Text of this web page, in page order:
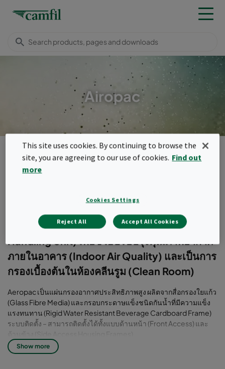
Airopac
ผลิตภัณฑ์ General ventilation filters Panel filters Airopac
Menu
ประสิทธิภาพสูง ใช้ในระบบปรับอากาศ (Air
ภายในอาคาร (Indoor Air Quality) และเป็นการ
กรองเบื้องต้นในห้องคลีนรูม (Clean Room)
Aeropac เป็นแผ่นกรองอากาศประสิทธิภาพสูง ผลิตจากสื่อกรองใยแก้ว
(Glass Fibre Media) และกรอบกระดาษแข็งชนิดกันน้ำที่มีความแข็ง
แรงทนทาน (Rigid Water Resistant Beverage Cardboard Frame)
ระบบติดตั้ง – สามารถติดตั้งได้ทั้งแบบด้านหน้า (Front Access) และ
ด้านข้าง (Side Access Housing Frames)
Show more
This site uses cookies. By continuing to browse the
site, you are agreeing to our use of cookies. Find out
more
Cookies Settings
Reject All Accept All Cookies